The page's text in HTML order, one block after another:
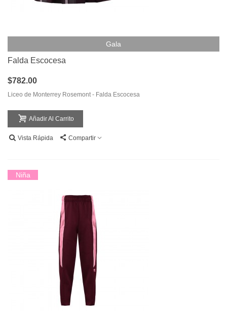
Gala
Falda Escocesa
$782.00
Liceo de Monterrey Rosemont - Falda Escocesa
Añadir Al Carrito
Vista Rápida Compartir
Niña